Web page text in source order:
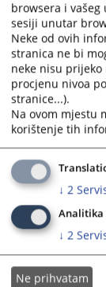
Tokom 2008.
unošenja
bitnosti koje je
30.08.2010.
fokusiran na
browsera i
sesiji unutar
Neke od ovih
stranica ne bi
neke nisu
procjenu nivoa
stranice...).
Na ovom mjestu
korištenje tih
↓ 2
Analitika
↓ 2
Ne prihvatam